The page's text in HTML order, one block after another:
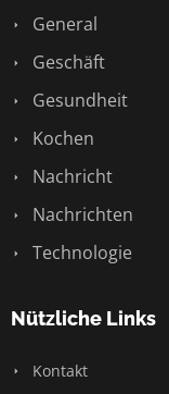
General
Geschäft
Gesundheit
Kochen
Nachricht
Nachrichten
Technologie
Nützliche Links
Kontakt